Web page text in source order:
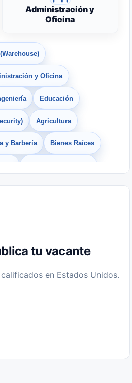
Administración y
Oficina
y Oficina
Educación
Agricultura
y Barbería Bienes Raíces
Experiencia
tu vacante
en Estados Unidos.